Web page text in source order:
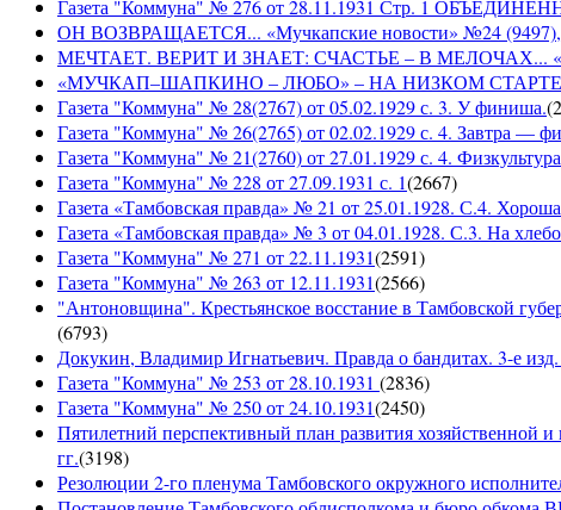
Газета "Коммуна" № 276 от 28.11.1931 Стр. 1
ОН ВОЗВРАЩАЕТСЯ... «Мучкапские новости» №24 (9497),
МЕЧТАЕТ. ВЕРИТ И ЗНАЕТ: СЧАСТЬЕ – В МЕЛОЧАХ...
«МУЧКАП–ШАПКИНО – ЛЮБО» – НА НИЗКОМ СТАРТЕ!
Газета "Коммуна" № 28(2767) от 05.02.1929 с. 3. У финиша.(
Газета "Коммуна" № 26(2765) от 02.02.1929 с. 4. Завтра —
Газета "Коммуна" № 21(2760) от 27.01.1929 с. 4.
Газета "Коммуна" № 228 от 27.09.1931 с. 1(2667)
Газета «Тамбовская правда» № 21 от 25.01.1928. С.4.
Газета «Тамбовская правда» № 3 от 04.01.1928. С.3. На
Газета "Коммуна" № 271 от 22.11.1931(2591)
Газета "Коммуна" № 263 от 12.11.1931(2566)
"Антоновщина". Крестьянское восстание в Тамбовской
(6793)
Докукин, Владимир Игнатьевич. Правда о бандитах. 3-е
Газета "Коммуна" № 253 от 28.10.1931 (2836)
Газета "Коммуна" № 250 от 24.10.1931(2450)
Пятилетний перспективный план развития хозяйственной
гг.(3198)
Резолюции 2-го пленума Тамбовского окружного